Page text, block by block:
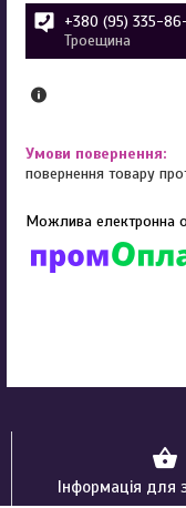
+380 (95) 335-
Троещина
повернення товару
Інформація для